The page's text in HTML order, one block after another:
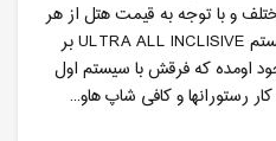
و با توجه به قیمت هتل از هر
نظر متغیر هستش . و در واقع سیستم ULTRA ALL INCLISIVE بر
اومده که فرقش با سیستم اول
رستورانها و کافی شاپ هاو...